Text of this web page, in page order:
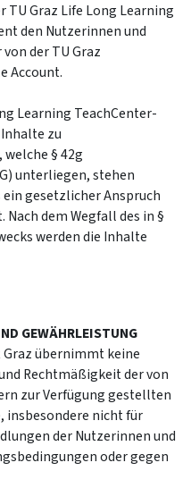
Graz Life Long Learning
den Nutzerinnen und
der TU Graz
Account.
Learning TeachCenter-
zu
§ 42g
unterliegen, stehen
gesetzlicher Anspruch
dem Wegfall des in §
werden die Inhalte
GEWÄHRLEISTUNG
übernimmt keine
Rechtmäßigkeit der von
zur Verfügung gestellten
nicht für
der Nutzerinnen und
oder gegen